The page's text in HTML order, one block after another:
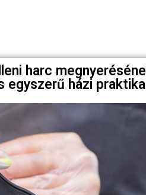
harc
egyszerű házi praktika